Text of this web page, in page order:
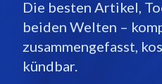
Die besten Artikel,
beiden Welten –
zusammengefasst,
kündbar.